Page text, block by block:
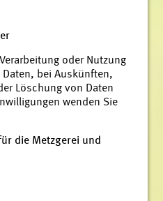
oder Nutzung
Daten, bei Auskünften,
Löschung von Daten
wenden Sie
die Metzgerei und